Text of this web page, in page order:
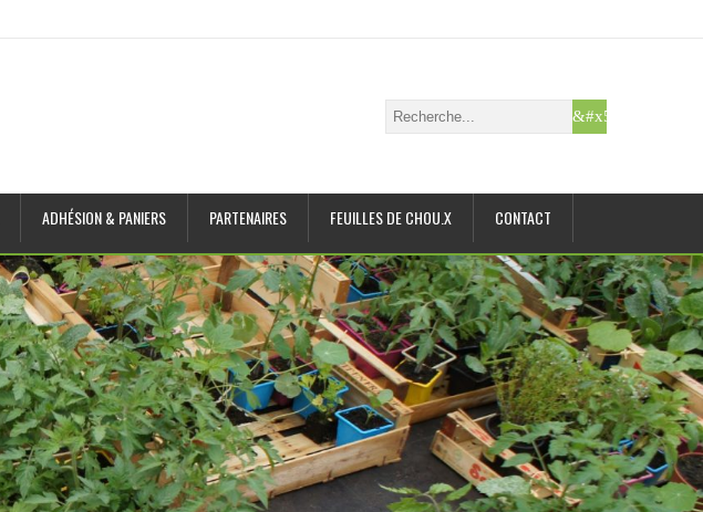
ADHÉSION & PANIERS PARTENAIRES FEUILLES DE CHOU.X CONTACT